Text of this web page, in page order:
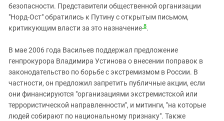
безопасности. Представители общественной организации
"Норд-Ост" обратились к Путину с открытым письмом,
критикующим власти за это назначение 8.
В мае 2006 года Васильев поддержал предложение
генпрокурора Владимира Устинова о внесении поправок в
законодательство по борьбе с экстремизмом в России. В
частности, он предложил запретить публичные акции, если
они финансируются "организациями экстремистской или
террористической направленности", и митинги, "на которые
людей собирают по национальному признаку". Также